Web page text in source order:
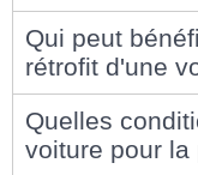
Qui peut
rétrofit d'une
Quelles
voiture pour la